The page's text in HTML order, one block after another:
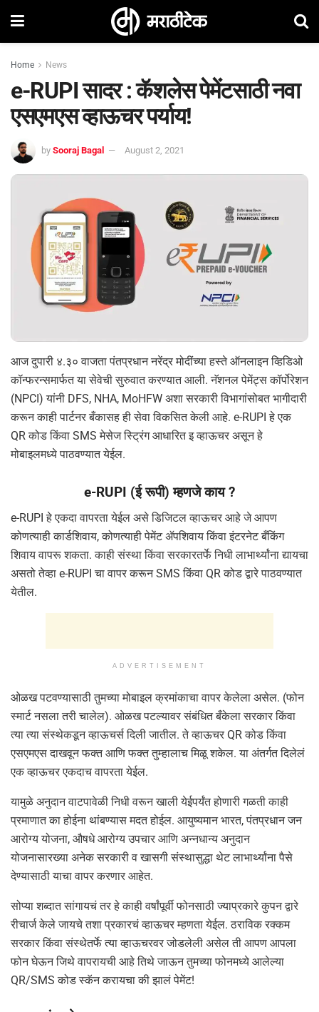
Home News
e-RUPI सादर : कॅशलेस पेमेंटसाठी नवा
एसएमएस व्हाऊचर पर्याय!
by Sooraj Bagal August 2, 2021
आज दुपारी ४.३० वाजता पंतप्रधान नरेंद्र मोदींच्या हस्ते ऑनलाइन व्हिडिओ
कॉन्फरन्समार्फत या सेवेची सुरुवात करण्यात आली. नॅशनल पेमेंट्स कॉर्पोरेशन
(NPCI) यांनी DFS, NHA, MoHFW अशा सरकारी विभागांसोबत भागीदारी
करून काही पार्टनर बँकासह ही सेवा विकसित केली आहे. e-RUPI हे एक
QR कोड किंवा SMS मेसेज स्ट्रिंग आधारित इ व्हाऊचर असून हे
मोबाइलमध्ये पाठवण्यात येईल.
e-RUPI (ई रूपी) म्हणजे काय ?
e-RUPI हे एकदा वापरता येईल असे डिजिटल व्हाऊचर आहे जे आपण
कोणत्याही कार्डशिवाय, कोणत्याही पेमेंट ॲपशिवाय किंवा इंटरनेट बँकिंग
शिवाय वापरू शकता. काही संस्था किंवा सरकारतर्फे निधी लाभार्थ्यांना द्यायचा
असतो तेव्हा e-RUPI चा वापर करून SMS किंवा QR कोड द्वारे पाठवण्यात
येतील.
ADVERTISEMENT
ओळख पटवण्यासाठी तुमच्या मोबाइल क्रमांकाचा वापर केलेला असेल. (फोन
स्मार्ट नसला तरी चालेल). ओळख पटल्यावर संबंधित बँकेला सरकार किंवा
त्या त्या संस्थेकडून व्हाऊचर्स दिली जातील. ते व्हाऊचर QR कोड किंवा
एसएमएस दाखवून फक्त आणि फक्त तुम्हालाच मिळू शकेल. या अंतर्गत दिलेलं
एक व्हाऊचर एकदाच वापरता येईल.
यामुळे अनुदान वाटपावेळी निधी वरून खाली येईपर्यंत होणारी गळती काही
प्रमाणात का होईना थांबण्यास मदत होईल. आयुष्यमान भारत, पंतप्रधान जन
आरोग्य योजना, औषधे आरोग्य उपचार आणि अन्नधान्य अनुदान
योजनासारख्या अनेक सरकारी व खासगी संस्थासुद्धा थेट लाभार्थ्यांना पैसे
देण्यासाठी याचा वापर करणार आहेत.
सोप्या शब्दात सांगायचं तर हे काही वर्षांपूर्वी फोनसाठी ज्याप्रकारे कुपन द्वारे
रीचार्ज केले जायचे तशा प्रकारचं व्हाऊचर म्हणता येईल. ठराविक रक्कम
सरकार किंवा संस्थेतर्फे त्या व्हाऊचरवर जोडलेली असेल ती आपण आपला
फोन घेऊन जिथे वापरायची आहे तिथे जाऊन तुमच्या फोनमध्ये आलेल्या
QR/SMS कोड स्कॅन करायचा की झालं पेमेंट!